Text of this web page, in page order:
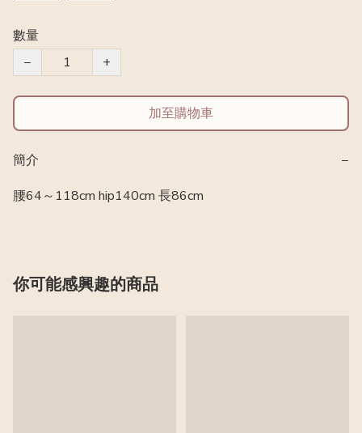
數量
−
+
加至購物車
簡介
−
腰64～118cm hip140cm 長86cm
你可能感興趣的商品